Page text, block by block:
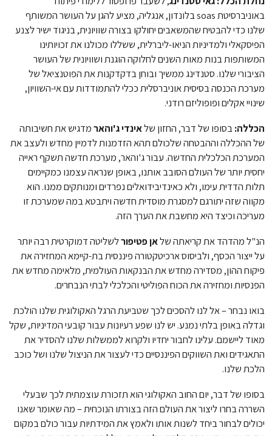
באוניברסיטת soas בלונדון, אנגליה, מציע להגן על העושר המשותף
שלנו כדי להבטיח שהמשאבים יחולקו בצורה שוויונית, בניגוד ישיר לצנע
הפיסקאלי ולמדיניות הניאו-ליברלית, ששללו מכולנו את זכויותינו
המשותפות בנות מאות השנים לחלוקה הוגנת ושוויונית של העושר
הציבורי שלנו. סטנדינג ממשיך ובוחן בדקדקנות את הפוטנציאל של
מערכת הכנסה בסיסית אוניברסלית ככלי להתמודדות עם אי-השוויון,
שינויי אקלים ופופוליזם רודני.
הכללה:בסופו של דבר, החזון שלאינדי ג'והארמדגיש את חשיבותה
של ההכללה וההבטחה שלכולם תהא הזדמנות לדמיין מחדש ולעצב את
המערכת הכלכלית החדשה. עבור ג'והאר, מערכת חדשה תשקף ראייה
יחסית יותר של העולם הסובב אותנו, באופן שנראה עצמנו כמקיימים
תלות הדדית עימו, ולא כאינדיבידואלים נפרדים ומנותקים ממנו. הוא
מקווה שזה יתורגם למסגרת מוסדית חדשה ויתבטא במה שמערכת זו
מעריכה וכיצד היא מחשבת את הערך הזה.
הנ"ל מהדהד את קריאתה שלאן פטיפורלשליטה דמוקרטית רבה יותר
על ייצור הכסף, ולביסוס ארכיטקטורה פיננסית בת-קיימא המחזירה את
פיקוח ההון, מסדירה מחדש את הבנקאות העולמית, מלאימה מחדש את
הפנסיות ומחזירה את הכוח הפוליטי והכלכלי לבתי הנבחרים.
בואו נבחר – אל לנו להסכים לכך שטביעת הרגל האקולוגית שלנו הולכת
וגדלה באופן בלתי נמנע. יש לנו שפע רעיונות עבור קובעי המדיניות, שקל
מאוד ליישמם. עלינו לחבור יחדיו ולקרוא לממשלות שלנו להסדיר את
התאגידים ואת השווקים הפיננסיים כדי לעצור את הניצול שלנו ושל כוכב
הלכת שלנו.
בסופו של דבר, יום החוב האקולוגי הוא תזכורת עוצמתית לכך שבעלי
השררה בחרו ליצור את העולם הזה בצורתו הנוכחית – מה שאומר שאנו
יכולים לבחור ביחד לשנות אותו ולאמץ את המידתיות עבור כולם במקום